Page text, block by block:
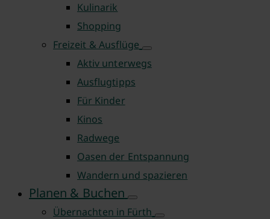
Kulinarik
Shopping
Freizeit & Ausflüge
Aktiv unterwegs
Ausflugtipps
Für Kinder
Kinos
Radwege
Oasen der Entspannung
Wandern und spazieren
Planen & Buchen
Übernachten in Fürth